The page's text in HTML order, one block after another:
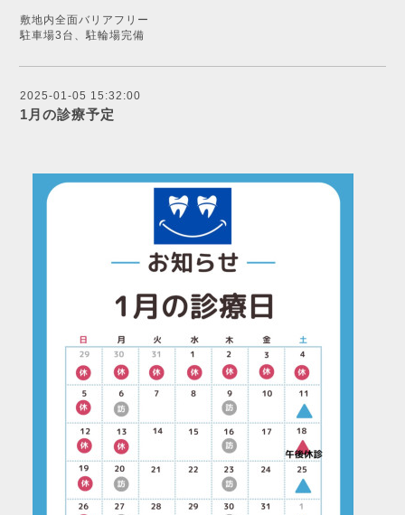
敷地内全面バリアフリー
駐車場3台、駐輪場完備
2025-01-05 15:32:00
1月の診療予定